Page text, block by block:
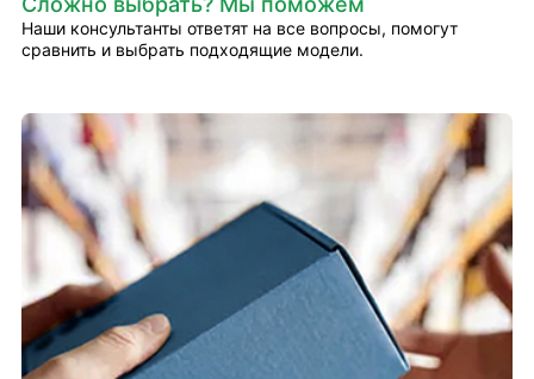
Наши консультанты ответят на все вопросы, помогут
сравнить и выбрать подходящие модели.